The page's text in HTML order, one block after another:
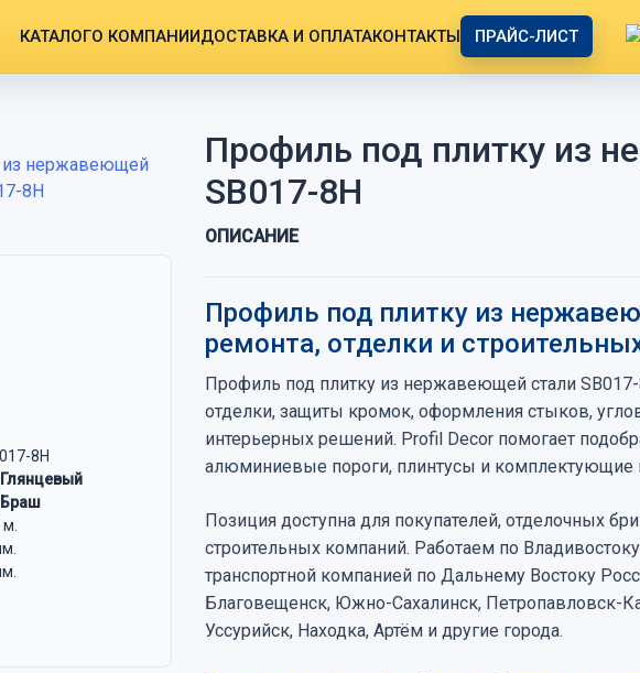
КАТАЛОГО КОМПАНИИДОСТАВКА И ОПЛАТАКОНТАКТЫ ПРАЙС-ЛИСТ
8H
Глянцевый
Браш
Профиль под плитку из
SB017-8H
ОПИСАНИЕ
Профиль под плитку из
ремонта, отделки и
Профиль под плитку из нержавеющей стали
отделки, защиты кромок, оформления стыков,
интерьерных решений. Profil Decor помогает
алюминиевые пороги, плинтусы и комплектующие
Позиция доступна для покупателей, отделочных
строительных компаний. Работаем по
транспортной компанией по Дальнему Востоку
Благовещенск, Южно-Сахалинск, Петропавловск-
Уссурийск, Находка, Артём и другие города.